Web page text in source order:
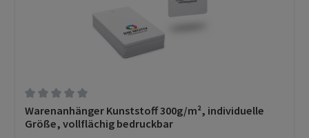
Durchschnittliche Bewertung von 0 von 5 Sternen
Warenanhänger Kunststoff 300g/m², individuelle
Größe, vollflächig bedruckbar